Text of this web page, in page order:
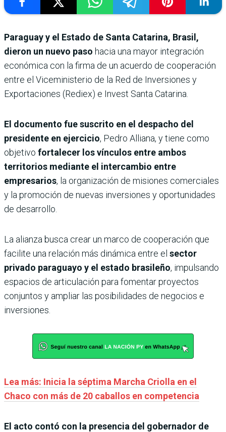
Paraguay y el Estado de Santa Catarina, Brasil,
dieron un nuevo paso hacia una mayor integración
económica con la firma de un acuerdo de cooperación
entre el Viceministerio de la Red de Inversiones y
Exportaciones (Rediex) e Invest Santa Catarina.
El documento fue suscrito en el despacho del
presidente en ejercicio, Pedro Alliana, y tiene como
objetivo fortalecer los vínculos entre ambos
territorios mediante el intercambio entre
empresarios, la organización de misiones comerciales
y la promoción de nuevas inversiones y oportunidades
de desarrollo.
La alianza busca crear un marco de cooperación que
facilite una relación más dinámica entre el sector
privado paraguayo y el estado brasileño, impulsando
espacios de articulación para fomentar proyectos
conjuntos y ampliar las posibilidades de negocios e
inversiones.
Lea más: Inicia la séptima Marcha Criolla en el
Chaco con más de 20 caballos en competencia
El acto contó con la presencia del gobernador de